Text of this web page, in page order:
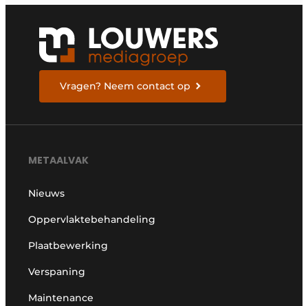
Vragen? Neem contact op
METAALVAK
Nieuws
Oppervlaktebehandeling
Plaatbewerking
Verspaning
Maintenance